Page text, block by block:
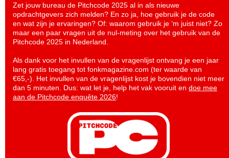
Zet jouw bureau de Pitchcode 2025 al in als nieuwe
opdrachtgevers zich melden? En zo ja, hoe gebruik je de code
en wat zijn je ervaringen? Of: waarom gebruik je ‘m juist niet? Zo
maar een paar vragen uit de nul-meting over het gebruik van de
Pitchcode 2025 in Nederland.
Als dank voor het invullen van de vragenlijst ontvang je een jaar
lang gratis toegang tot fonkmagazine.com (ter waarde van
€65,-). Het invullen van de vragenlijst kost je bovendien niet meer
dan 5 minuten. Dus: wat let je, help het vak vooruit en doe mee
aan de Pitchcode enquête 2026!